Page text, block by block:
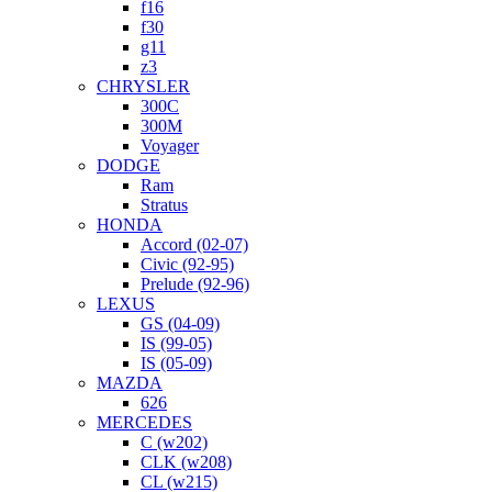
f16
f30
g11
z3
CHRYSLER
300C
300M
Voyager
DODGE
Ram
Stratus
HONDA
Accord (02-07)
Civic (92-95)
Prelude (92-96)
LEXUS
GS (04-09)
IS (99-05)
IS (05-09)
MAZDA
626
MERCEDES
C (w202)
CLK (w208)
CL (w215)